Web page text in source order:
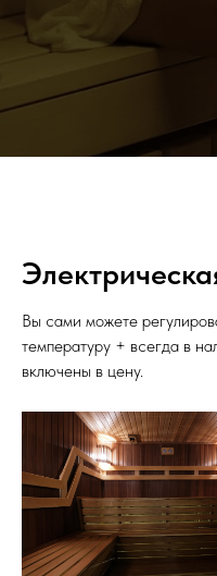
Вы сами можете
температуру + всегда в
включены в цену.